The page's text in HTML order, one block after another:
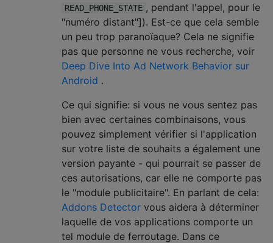
READ_PHONE_STATE , pendant l'appel, pour le
"numéro distant"]). Est-ce que cela semble
un peu trop paranoïaque? Cela ne signifie
pas que personne ne vous recherche, voir
Deep Dive Into Ad Network Behavior sur
Android .
Ce qui signifie: si vous ne vous sentez pas
bien avec certaines combinaisons, vous
pouvez simplement vérifier si l'application
sur votre liste de souhaits a également une
version payante - qui pourrait se passer de
ces autorisations, car elle ne comporte pas
le "module publicitaire". En parlant de cela:
Addons Detector vous aidera à déterminer
laquelle de vos applications comporte un
tel module de ferroutage. Dans ce